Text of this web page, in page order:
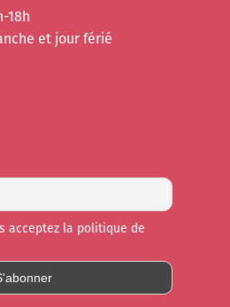
18h
et jour férié
acceptez la politique de